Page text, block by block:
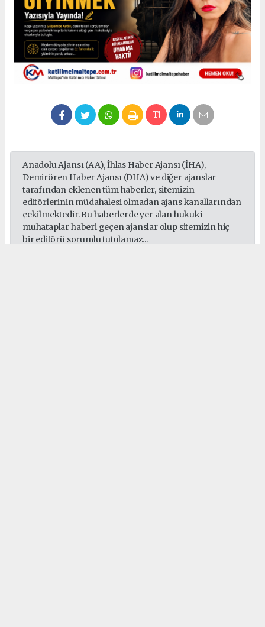
Anadolu Ajansı (AA), İhlas Haber Ajansı (İHA),
Demirören Haber Ajansı (DHA) ve diğer ajanslar
tarafından eklenen tüm haberler, sitemizin
editörlerinin müdahalesi olmadan ajans kanallarından
çekilmektedir. Bu haberlerde yer alan hukuki
muhataplar haberi geçen ajanslar olup sitemizin hiç
bir editörü sorumlu tutulamaz...